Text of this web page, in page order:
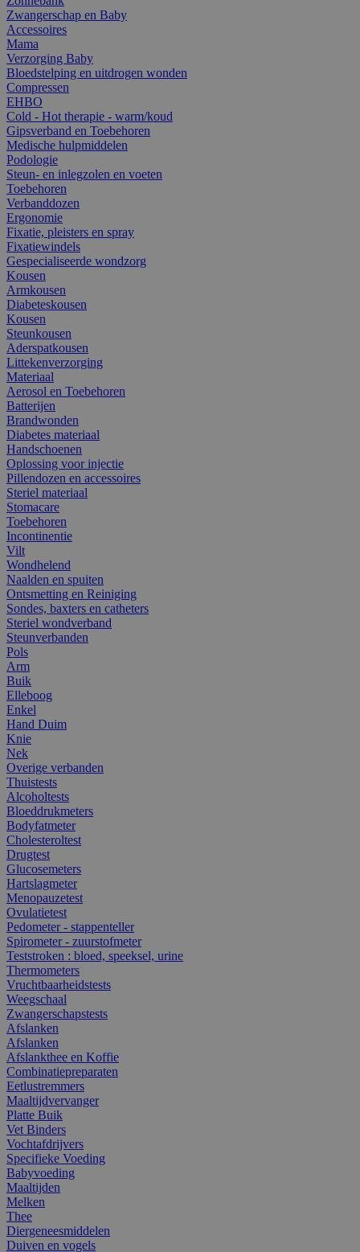
Zwangerschap en Baby
Accessoires
Mama
Verzorging Baby
Bloedstelping en uitdrogen wonden
Compressen
EHBO
Cold - Hot therapie - warm/koud
Gipsverband en Toebehoren
Medische hulpmiddelen
Podologie
Steun- en inlegzolen en voeten
Toebehoren
Verbanddozen
Ergonomie
Fixatie, pleisters en spray
Fixatiewindels
Gespecialiseerde wondzorg
Kousen
Armkousen
Diabeteskousen
Kousen
Steunkousen
Aderspatkousen
Littekenverzorging
Materiaal
Aerosol en Toebehoren
Batterijen
Brandwonden
Diabetes materiaal
Handschoenen
Oplossing voor injectie
Pillendozen en accessoires
Steriel materiaal
Stomacare
Toebehoren
Incontinentie
Vilt
Wondhelend
Naalden en spuiten
Ontsmetting en Reiniging
Sondes, baxters en catheters
Steriel wondverband
Steunverbanden
Pols
Arm
Buik
Elleboog
Enkel
Hand Duim
Knie
Nek
Overige verbanden
Thuistests
Alcoholtests
Bloeddrukmeters
Bodyfatmeter
Cholesteroltest
Drugtest
Glucosemeters
Hartslagmeter
Menopauzetest
Ovulatietest
Pedometer - stappenteller
Spirometer - zuurstofmeter
Teststroken : bloed, speeksel, urine
Thermometers
Vruchtbaarheidstests
Weegschaal
Zwangerschapstests
Afslanken
Afslanken
Afslankthee en Koffie
Combinatiepreparaten
Eetlustremmers
Maaltijdvervanger
Platte Buik
Vet Binders
Vochtafdrijvers
Specifieke Voeding
Babyvoeding
Maaltijden
Melken
Thee
Diergeneesmiddelen
Duiven en vogels